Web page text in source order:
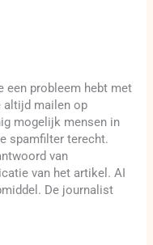
een probleem hebt met
altijd mailen op
mogelijk mensen in
spamfilter terecht.
van
van het artikel. AI
De journalist